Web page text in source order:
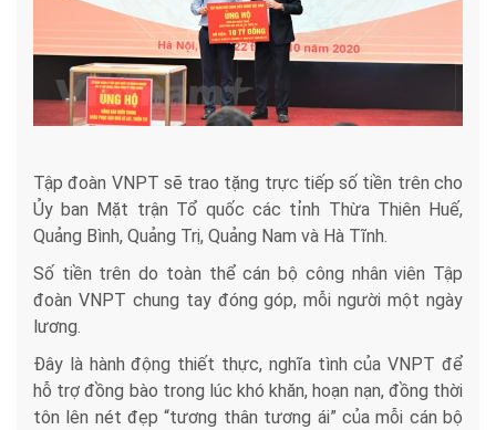
Tập đoàn VNPT sẽ trao tặng trực tiếp số tiền trên cho
Ủy ban Mặt trận Tổ quốc các tỉnh Thừa Thiên Huế,
Quảng Bình, Quảng Trị, Quảng Nam và Hà Tĩnh.
Số tiền trên do toàn thể cán bộ công nhân viên Tập
đoàn VNPT chung tay đóng góp, mỗi người một ngày
lương.
Đây là hành động thiết thực, nghĩa tình của VNPT để
hỗ trợ đồng bào trong lúc khó khăn, hoạn nạn, đồng thời
tôn lên nét đẹp “tương thân tương ái” của mỗi cán bộ